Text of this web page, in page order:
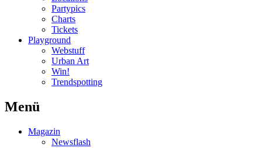
Partypics
Charts
Tickets
Playground
Webstuff
Urban Art
Win!
Trendspotting
Menü
Magazin
Newsflash